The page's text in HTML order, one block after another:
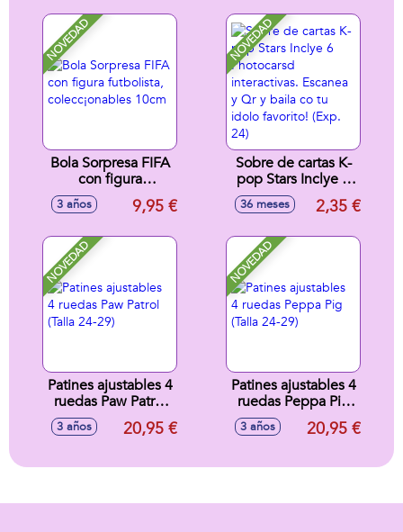
¡Parecen
reales!18,2X24,5X14,5cm
- Modelos surtidos
reales!24,5X17X10cm
- Modelos surtidos
NOVEDAD
Bola Sorpresa FIFA
con figura
futbolista,
colecc¡onables
3 años 9,95 €
NOVEDAD
Sobre de cartas K-
pop Stars Inclye 6
Photocarsd
interactivas.
baila co tu idolo
favorito! (Exp. 24)
36 meses 2,35 €
NOVEDAD
Patines ajustables 4
ruedas Paw Patrol
(Talla 24-29)
3 años 20,95 €
NOVEDAD
Patines ajustables 4
ruedas Peppa Pig
(Talla 24-29)
3 años 20,95 €